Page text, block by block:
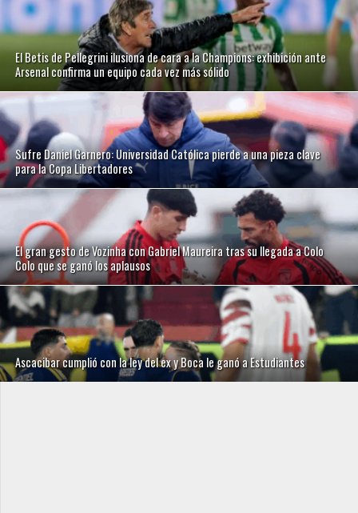
El Betis de Pellegrini ilusiona de cara a la Champions: exhibición ante
Arsenal confirma un equipo cada vez más sólido
Sufre Daniel Garnero: Universidad Católica pierde a una pieza clave
para la Copa Libertadores
El gran gesto de Vozinha con Gabriel Maureira tras su llegada a Colo
Colo que se ganó los aplausos
Ascacibar cumplió con la ley del ex y Boca le ganó a Estudiantes